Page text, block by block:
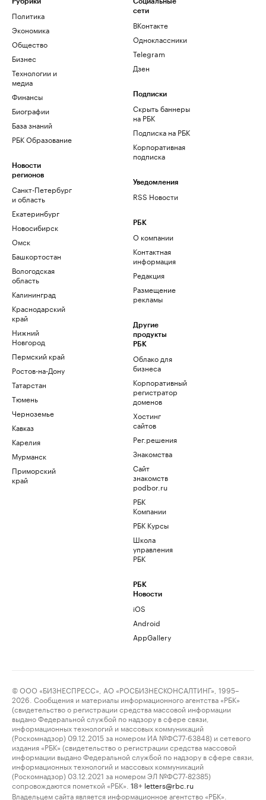
Политика
Экономика
Общество
Бизнес
Технологии и
медиа
Финансы
Биографии
База знаний
РБК Образование
Новости
регионов
Санкт-Петербург
и область
Екатеринбург
Новосибирск
Омск
Башкортостан
Вологодская
область
Калининград
Краснодарский
край
Нижний
Новгород
Пермский край
Ростов-на-Дону
Татарстан
Тюмень
Черноземье
Кавказ
Карелия
Мурманск
Приморский
край
сети
ВКонтакте
Одноклассники
Telegram
Дзен
Подписки
Скрыть баннеры
на РБК
Подписка на РБК
Корпоративная
подписка
Уведомления
RSS Новости
РБК
О компании
Контактная
информация
Редакция
Размещение
рекламы
Другие
продукты
РБК
Облако для
бизнеса
Корпоративный
регистратор
доменов
Хостинг
сайтов
Рег.решения
Знакомства
Сайт
знакомств
podbor.ru
РБК
Компании
РБК Курсы
Школа
управления
РБК
РБК
Новости
iOS
Android
AppGallery
© ООО «БИЗНЕСПРЕСС», АО «РОСБИЗНЕСКОНСАЛТИНГ», 1995–
2026. Сообщения и материалы информационного агентства «РБК»
(свидетельство о регистрации средства массовой информации
выдано Федеральной службой по надзору в сфере связи,
информационных технологий и массовых коммуникаций
(Роскомнадзор) 09.12.2015 за номером ИА №ФС77-63848) и сетевого
издания «РБК» (свидетельство о регистрации средства массовой
информации выдано Федеральной службой по надзору в сфере связи,
информационных технологий и массовых коммуникаций
(Роскомнадзор) 03.12.2021 за номером ЭЛ №ФС77-82385)
сопровождаются пометкой «РБК».
18+ letters@rbc.ru
Владельцем сайта является информационное агентство «РБК».